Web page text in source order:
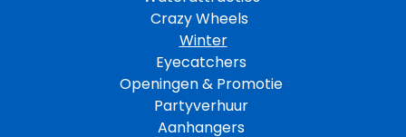
Crazy Wheels
Winter
Eyecatchers
Openingen & Promotie
Partyverhuur
Aanhangers